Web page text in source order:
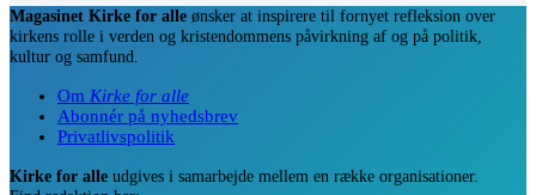
Magasinet Kirke for alle ønsker at inspirere til fornyet refleksion over
kirkens rolle i verden og kristendommens påvirkning af og på politik,
kultur og samfund.
Om Kirke for alle
Abonnér på nyhedsbrev
Privatlivspolitik
Kirke for alle udgives i samarbejde mellem en række organisationer.